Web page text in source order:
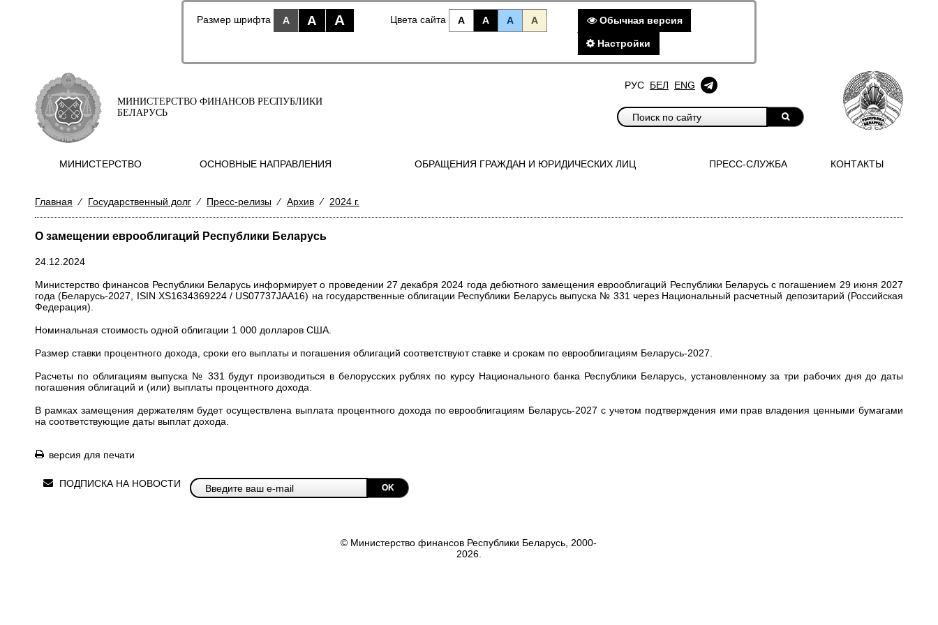
Размер шрифта A A A Цвета сайта A A A A Обычная версия
Настройки
МИНИСТЕРСТВО ФИНАНСОВ РЕСПУБЛИКИ
БЕЛАРУСЬ
РУС БЕЛ ENG
МИНИСТЕРСТВО ОСНОВНЫЕ НАПРАВЛЕНИЯ ОБРАЩЕНИЯ ГРАЖДАН И ЮРИДИЧЕСКИХ ЛИЦ ПРЕСС-СЛУЖБА КОНТАКТЫ
Главная ⁄ Государственный долг ⁄ Пресс-релизы ⁄ Архив ⁄ 2024 г.
О замещении еврооблигаций Республики Беларусь
24.12.2024
Министерство финансов Республики Беларусь информирует о проведении 27 декабря 2024 года дебютного замещения еврооблигаций Республики Беларусь с погашением 29 июня 2027
года (Беларусь-2027, ISIN XS1634369224 / US07737JAA16) на государственные облигации Республики Беларусь выпуска № 331 через Национальный расчетный депозитарий (Российская
Федерация).
Номинальная стоимость одной облигации 1 000 долларов США.
Размер ставки процентного дохода, сроки его выплаты и погашения облигаций соответствуют ставке и срокам по еврооблигациям Беларусь-2027.
Расчеты по облигациям выпуска № 331 будут производиться в белорусских рублях по курсу Национального банка Республики Беларусь, установленному за три рабочих дня до даты
погашения облигаций и (или) выплаты процентного дохода.
В рамках замещения держателям будет осуществлена выплата процентного дохода по еврооблигациям Беларусь-2027 с учетом подтверждения ими прав владения ценными бумагами
на соответствующие даты выплат дохода.
версия для печати
ПОДПИСКА НА НОВОСТИ OK
© Министерство финансов Республики Беларусь, 2000-
2026.